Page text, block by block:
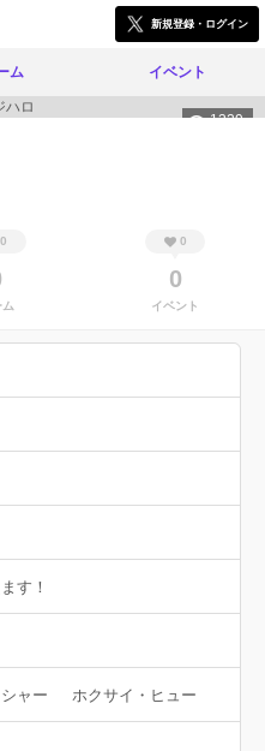
新規登録・ログイン
ム イベント
1329
0 0
0
イベント
す！
ャー ホクサイ・ヒュー